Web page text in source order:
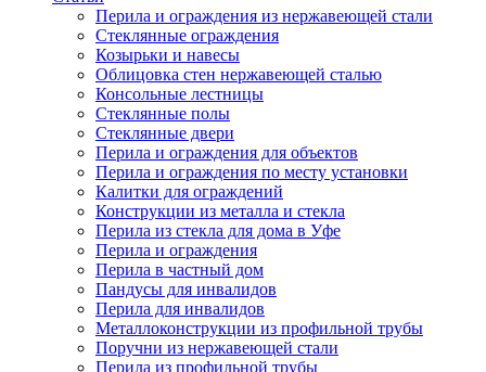
Перила и ограждения из нержавеющей стали
Стеклянные ограждения
Козырьки и навесы
Облицовка стен нержавеющей сталью
Консольные лестницы
Стеклянные полы
Стеклянные двери
Перила и ограждения для объектов
Перила и ограждения по месту установки
Калитки для ограждений
Конструкции из металла и стекла
Перила из стекла для дома в Уфе
Перила и ограждения
Перила в частный дом
Пандусы для инвалидов
Перила для инвалидов
Металлоконструкции из профильной трубы
Поручни из нержавеющей стали
Перила из профильной трубы